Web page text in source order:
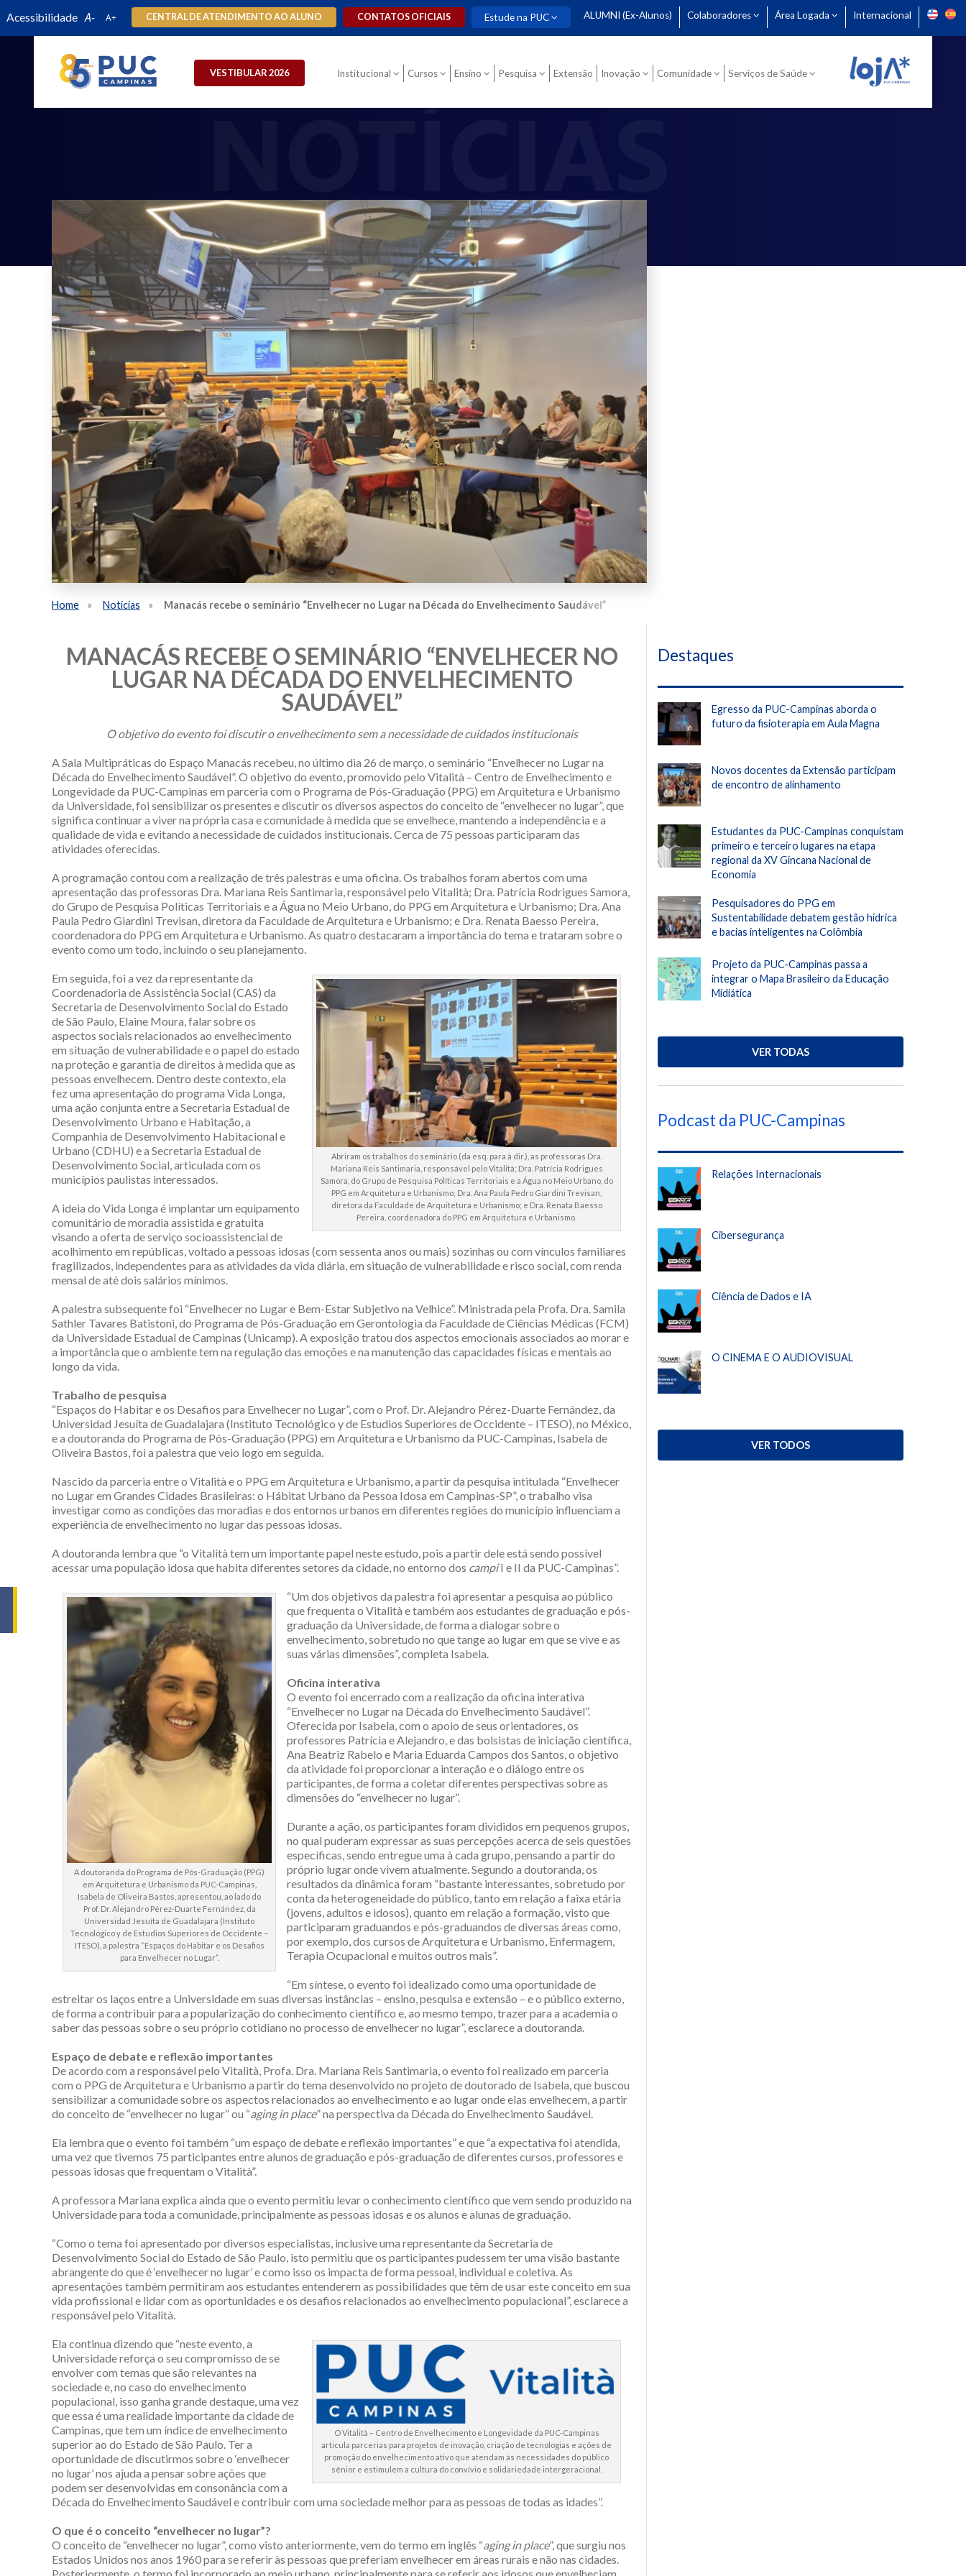
Acessibilidade CENTRAL DE ATENDIMENTO AO ALUNO CONTATOS OFICIAIS Estude na PUC ALUMNI (Ex-Alunos) Colaboradores Área Logada Internacional
VESTIBULAR 2026 Institucional Cursos Ensino Pesquisa Extensão Inovação Comunidade Serviços de Saúde
Home Notícias Manacás recebe o seminário “Envelhecer no Lugar na Década do Envelhecimento Saudável”
MANACÁS RECEBE O SEMINÁRIO “ENVELHECER NO
LUGAR NA DÉCADA DO ENVELHECIMENTO
SAUDÁVEL”
O objetivo do evento foi discutir o envelhecimento sem a necessidade de cuidados institucionais
A Sala Multipráticas do Espaço Manacás recebeu, no último dia 26 de março, o seminário “Envelhecer no Lugar na
Década do Envelhecimento Saudável”. O objetivo do evento, promovido pelo Vitalità – Centro de Envelhecimento e
Longevidade da PUC-Campinas em parceria com o Programa de Pós-Graduação (PPG) em Arquitetura e Urbanismo
da Universidade, foi sensibilizar os presentes e discutir os diversos aspectos do conceito de “envelhecer no lugar”, que
significa continuar a viver na própria casa e comunidade à medida que se envelhece, mantendo a independência e a
qualidade de vida e evitando a necessidade de cuidados institucionais. Cerca de 75 pessoas participaram das
atividades oferecidas.
A programação contou com a realização de três palestras e uma oficina. Os trabalhos foram abertos com uma
apresentação das professoras Dra. Mariana Reis Santimaria, responsável pelo Vitalità; Dra. Patrícia Rodrigues Samora,
do Grupo de Pesquisa Políticas Territoriais e a Água no Meio Urbano, do PPG em Arquitetura e Urbanismo; Dra. Ana
Paula Pedro Giardini Trevisan, diretora da Faculdade de Arquitetura e Urbanismo; e Dra. Renata Baesso Pereira,
coordenadora do PPG em Arquitetura e Urbanismo. As quatro destacaram a importância do tema e trataram sobre o
evento como um todo, incluindo o seu planejamento.
Abriram os trabalhos do seminário (da esq. para à dir.), as professoras Dra.
Mariana Reis Santimaria, responsável pelo Vitalità; Dra. Patrícia Rodrigues
Samora, do Grupo de Pesquisa Políticas Territoriais e a Água no Meio Urbano, do
PPG em Arquitetura e Urbanismo; Dra. Ana Paula Pedro Giardini Trevisan,
diretora da Faculdade de Arquitetura e Urbanismo; e Dra. Renata Baesso
Pereira, coordenadora do PPG em Arquitetura e Urbanismo.
Em seguida, foi a vez da representante da
Coordenadoria de Assistência Social (CAS) da
Secretaria de Desenvolvimento Social do Estado
de São Paulo, Elaine Moura, falar sobre os
aspectos sociais relacionados ao envelhecimento
em situação de vulnerabilidade e o papel do estado
na proteção e garantia de direitos à medida que as
pessoas envelhecem. Dentro deste contexto, ela
fez uma apresentação do programa Vida Longa,
uma ação conjunta entre a Secretaria Estadual de
Desenvolvimento Urbano e Habitação, a
Companhia de Desenvolvimento Habitacional e
Urbano (CDHU) e a Secretaria Estadual de
Desenvolvimento Social, articulada com os
municípios paulistas interessados.
A ideia do Vida Longa é implantar um equipamento
comunitário de moradia assistida e gratuita
visando a oferta de serviço socioassistencial de
acolhimento em repúblicas, voltado a pessoas idosas (com sessenta anos ou mais) sozinhas ou com vínculos familiares
fragilizados, independentes para as atividades da vida diária, em situação de vulnerabilidade e risco social, com renda
mensal de até dois salários mínimos.
A palestra subsequente foi “Envelhecer no Lugar e Bem-Estar Subjetivo na Velhice”. Ministrada pela Profa. Dra. Samila
Sathler Tavares Batistoni, do Programa de Pós-Graduação em Gerontologia da Faculdade de Ciências Médicas (FCM)
da Universidade Estadual de Campinas (Unicamp). A exposição tratou dos aspectos emocionais associados ao morar e
a importância que o ambiente tem na regulação das emoções e na manutenção das capacidades físicas e mentais ao
longo da vida.
Trabalho de pesquisa
“Espaços do Habitar e os Desafios para Envelhecer no Lugar”, com o Prof. Dr. Alejandro Pérez-Duarte Fernández, da
Universidad Jesuíta de Guadalajara (Instituto Tecnológico y de Estudios Superiores de Occidente – ITESO), no México,
e a doutoranda do Programa de Pós-Graduação (PPG) em Arquitetura e Urbanismo da PUC-Campinas, Isabela de
Oliveira Bastos, foi a palestra que veio logo em seguida.
Nascido da parceria entre o Vitalità e o PPG em Arquitetura e Urbanismo, a partir da pesquisa intitulada “Envelhecer
no Lugar em Grandes Cidades Brasileiras: o Hábitat Urbano da Pessoa Idosa em Campinas-SP”, o trabalho visa
investigar como as condições das moradias e dos entornos urbanos em diferentes regiões do município influenciam a
experiência de envelhecimento no lugar das pessoas idosas.
A doutoranda lembra que “o Vitalità tem um importante papel neste estudo, pois a partir dele está sendo possível
acessar uma população idosa que habita diferentes setores da cidade, no entorno dos campiI e II da PUC-Campinas”.
A doutoranda do Programa de Pós-Graduação (PPG)
em Arquitetura e Urbanismo da PUC-Campinas,
Isabela de Oliveira Bastos, apresentou, ao lado do
Prof. Dr. Alejandro Pérez-Duarte Fernández, da
Universidad Jesuíta de Guadalajara (Instituto
Tecnológico y de Estudios Superiores de Occidente –
ITESO), a palestra “Espaços do Habitar e os Desafios
para Envelhecer no Lugar”.
“Um dos objetivos da palestra foi apresentar a pesquisa ao público
que frequenta o Vitalità e também aos estudantes de graduação e pós-
graduação da Universidade, de forma a dialogar sobre o
envelhecimento, sobretudo no que tange ao lugar em que se vive e as
suas várias dimensões”, completa Isabela.
Oficina interativa
O evento foi encerrado com a realização da oficina interativa
“Envelhecer no Lugar na Década do Envelhecimento Saudável”.
Oferecida por Isabela, com o apoio de seus orientadores, os
professores Patrícia e Alejandro, e das bolsistas de iniciação científica,
Ana Beatriz Rabelo e Maria Eduarda Campos dos Santos, o objetivo
da atividade foi proporcionar a interação e o diálogo entre os
participantes, de forma a coletar diferentes perspectivas sobre as
dimensões do “envelhecer no lugar”.
Durante a ação, os participantes foram divididos em pequenos grupos,
no qual puderam expressar as suas percepções acerca de seis questões
específicas, sendo entregue uma à cada grupo, pensando a partir do
próprio lugar onde vivem atualmente. Segundo a doutoranda, os
resultados da dinâmica foram “bastante interessantes, sobretudo por
conta da heterogeneidade do público, tanto em relação a faixa etária
(jovens, adultos e idosos), quanto em relação a formação, visto que
participaram graduandos e pós-graduandos de diversas áreas como,
por exemplo, dos cursos de Arquitetura e Urbanismo, Enfermagem,
Terapia Ocupacional e muitos outros mais”.
“Em síntese, o evento foi idealizado como uma oportunidade de
estreitar os laços entre a Universidade em suas diversas instâncias – ensino, pesquisa e extensão – e o público externo,
de forma a contribuir para a popularização do conhecimento científico e, ao mesmo tempo, trazer para a academia o
saber das pessoas sobre o seu próprio cotidiano no processo de envelhecer no lugar”, esclarece a doutoranda.
Espaço de debate e reflexão importantes
De acordo com a responsável pelo Vitalità, Profa. Dra. Mariana Reis Santimaria, o evento foi realizado em parceria
com o PPG de Arquitetura e Urbanismo a partir do tema desenvolvido no projeto de doutorado de Isabela, que buscou
sensibilizar a comunidade sobre os aspectos relacionados ao envelhecimento e ao lugar onde elas envelhecem, a partir
do conceito de “envelhecer no lugar” ou “aging in place” na perspectiva da Década do Envelhecimento Saudável.
Ela lembra que o evento foi também “um espaço de debate e reflexão importantes” e que “a expectativa foi atendida,
uma vez que tivemos 75 participantes entre alunos de graduação e pós-graduação de diferentes cursos, professores e
pessoas idosas que frequentam o Vitalità”.
A professora Mariana explica ainda que o evento permitiu levar o conhecimento científico que vem sendo produzido na
Universidade para toda a comunidade, principalmente as pessoas idosas e os alunos e alunas de graduação.
“Como o tema foi apresentado por diversos especialistas, inclusive uma representante da Secretaria de
Desenvolvimento Social do Estado de São Paulo, isto permitiu que os participantes pudessem ter uma visão bastante
abrangente do que é ‘envelhecer no lugar’ e como isso os impacta de forma pessoal, individual e coletiva. As
apresentações também permitiram aos estudantes entenderem as possibilidades que têm de usar este conceito em sua
vida profissional e lidar com as oportunidades e os desafios relacionados ao envelhecimento populacional”, esclarece a
responsável pelo Vitalità.
O Vitalità – Centro de Envelhecimento e Longevidade da PUC-Campinas
articula parcerias para projetos de inovação, criação de tecnologias e ações de
promoção do envelhecimento ativo que atendam às necessidades do público
sênior e estimulem a cultura do convívio e solidariedade intergeracional.
Ela continua dizendo que “neste evento, a
Universidade reforça o seu compromisso de se
envolver com temas que são relevantes na
sociedade e, no caso do envelhecimento
populacional, isso ganha grande destaque, uma vez
que essa é uma realidade importante da cidade de
Campinas, que tem um índice de envelhecimento
superior ao do Estado de São Paulo. Ter a
oportunidade de discutirmos sobre o ‘envelhecer
no lugar’ nos ajuda a pensar sobre ações que
podem ser desenvolvidas em consonância com a
Década do Envelhecimento Saudável e contribuir com uma sociedade melhor para as pessoas de todas as idades”.
O que é o conceito “envelhecer no lugar”?
O conceito de “envelhecer no lugar”, como visto anteriormente, vem do termo em inglês “aging in place”, que surgiu nos
Estados Unidos nos anos 1960 para se referir às pessoas que preferiam envelhecer em áreas rurais e não nas cidades.
Posteriormente, o termo foi incorporado ao meio urbano, principalmente para se referir aos idosos que envelheciam
Destaques
Egresso da PUC-Campinas aborda o
futuro da fisioterapia em Aula Magna
Novos docentes da Extensão participam
de encontro de alinhamento
Estudantes da PUC-Campinas conquistam
primeiro e terceiro lugares na etapa
regional da XV Gincana Nacional de
Economia
Pesquisadores do PPG em
Sustentabilidade debatem gestão hídrica
e bacias inteligentes na Colômbia
Projeto da PUC-Campinas passa a
integrar o Mapa Brasileiro da Educação
Midiática
VER TODAS
Podcast da PUC-Campinas
Relações Internacionais
Cibersegurança
Ciência de Dados e IA
O CINEMA E O AUDIOVISUAL
VER TODOS